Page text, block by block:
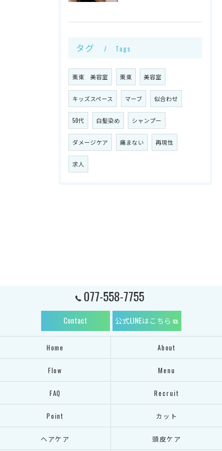
タグ Tags
栗東 美容室 栗東 美容室
キッズスペース マーブ 似合わせ
50代 白髪染め シャンプー
ダメージケア 痛まない 再現性
求人
077-558-7755
Contact 公式LINEはこちら
Home About
Flow Menu
FAQ Recruit
Point カット
ヘアケア 頭皮ケア